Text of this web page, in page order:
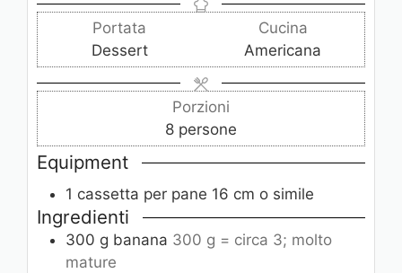
n
u
t
n
u
t
Portata
Dessert
Cucina
Americana
Porzioni
8 persone
Equipment
1 cassetta per pane 16 cm o simile
Ingredienti
300 g banana 300 g = circa 3; molto
mature